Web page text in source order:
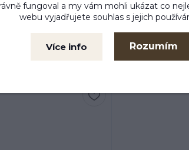
deka pro
Kavalkade
935 Kč/ks
Uzdečka
4 058 Kč
fungoval a my vám mohli ukázat co
webu vyjadřujete souhlas s jejich
Více info Rozumím